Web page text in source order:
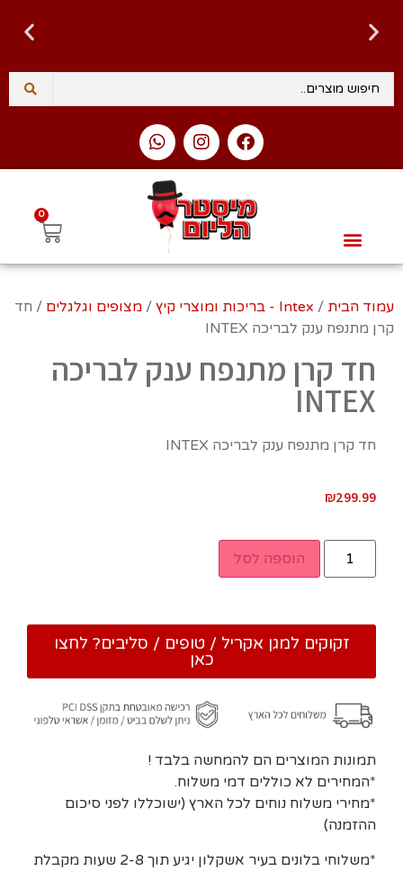
0
עמוד הבית / Intex - בריכות ומוצרי קיץ / מצופים וגלגלים / חד
קרן מתנפח ענק לבריכה INTEX‏
חד קרן מתנפח ענק לבריכה
INTEX‏
חד קרן מתנפח ענק לבריכה INTEX‏
₪299.99
הוספה לסל
זקוקים למגן אקריל / טופים / סליבים? לחצו
כאן
תמונות המוצרים הם להמחשה בלבד !
*המחירים לא כוללים דמי משלוח.
*מחירי משלוח נוחים לכל הארץ (ישוכללו לפני סיכום
ההזמנה)
*משלוחי בלונים בעיר אשקלון יגיע תוך 2-8 שעות מקבלת